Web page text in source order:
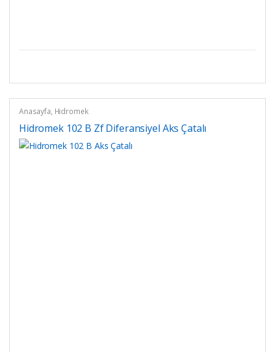
Anasayfa, Hidromek
Hidromek 102 B Zf Diferansiyel Aks Çatalı